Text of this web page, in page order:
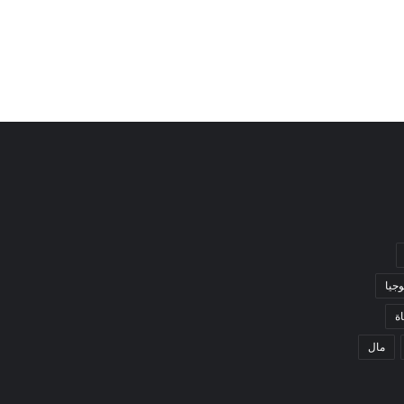
مال